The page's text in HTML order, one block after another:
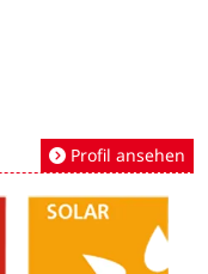
Profil ansehen